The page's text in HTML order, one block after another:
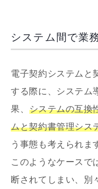
システム間で業
電子契約システムと
する際に、システム
果、 システムの互換
ムと契約書管理シス
う事態も考えられま
このようなケースで
断されてしまい、別